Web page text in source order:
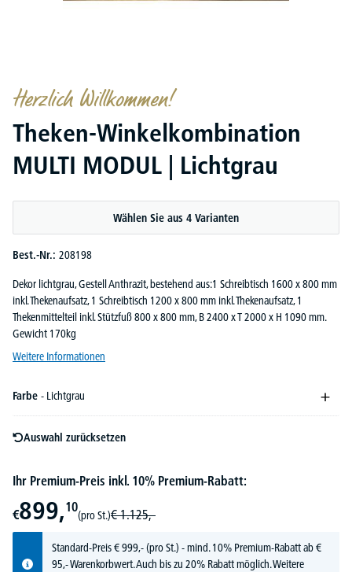
Herzlich Willkommen!
Theken-Winkelkombination
MULTI MODUL | Lichtgrau
Wählen Sie aus 4 Varianten
Best.-Nr.: 208198
Dekor lichtgrau, Gestell Anthrazit, bestehend aus:1 Schreibtisch 1600 x 800 mm
inkl. Thekenaufsatz, 1 Schreibtisch 1200 x 800 mm inkl. Thekenaufsatz, 1
Thekenmittelteil inkl. Stützfuß 800 x 800 mm, B 2400 x T 2000 x H 1090 mm.
Gewicht 170kg
Weitere Informationen
Farbe - Lichtgrau
Auswahl zurücksetzen
Ihr Premium-Preis inkl. 10% Premium-Rabatt:
€899,10
(pro St.)€ 1.125,-
Standard-Preis€999,-(pro St.) - mind. 10% Premium-Rabatt ab €
95,- Warenkorbwert. Auch bis zu 20% Rabatt möglich.Weitere